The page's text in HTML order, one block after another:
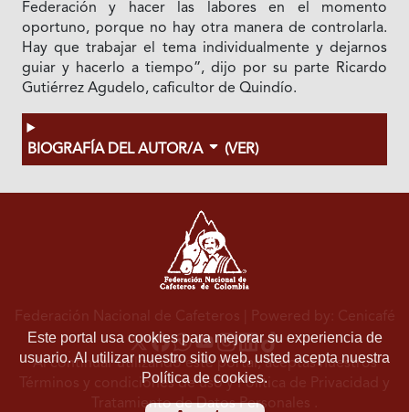
Federación y hacer las labores en el momento
oportuno, porque no hay otra manera de controlarla.
Hay que trabajar el tema individualmente y dejarnos
guiar y hacerlo a tiempo”, dijo por su parte Ricardo
Gutiérrez Agudelo, caficultor de Quindío.
BIOGRAFÍA DEL AUTOR/A (VER)
Este portal usa cookies para mejorar su experiencia de
usuario. Al utilizar nuestro sitio web, usted acepta nuestra
Política de cookies.
Federación Nacional de Cafeteros | Powered by: Cenicafé
Al continuar utilizando este portal, aceptas nuestros
Términos y condiciones de usoyPolítica de Privacidad y
Tratamiento de Datos Personales